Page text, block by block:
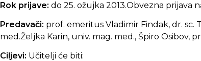
Rok prijave: do 25. ožujka 2013.Obvezna prijava
Predavači: prof. emeritus Vladimir Findak, dr. sc.
med.Željka Karin, univ. mag. med., Špiro Osibov,
Ciljevi: Učitelji će biti: